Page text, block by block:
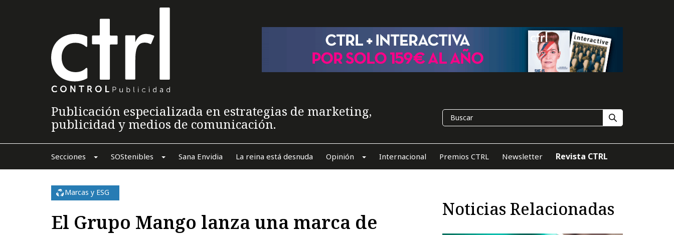
Publicación especializada en estrategias de marketing,
publicidad y medios de comunicación.
Secciones SOStenibles Sana Envidia La reina está desnuda Opinión Internacional Premios CTRL Newsletter Revista CTRL
Marcas y ESG
El Grupo Mango lanza una marca de
Noticias Relacionadas